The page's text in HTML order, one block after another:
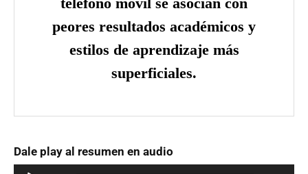
peores resultados académicos y
estilos de aprendizaje más
superficiales.
Dale play al resumen en audio